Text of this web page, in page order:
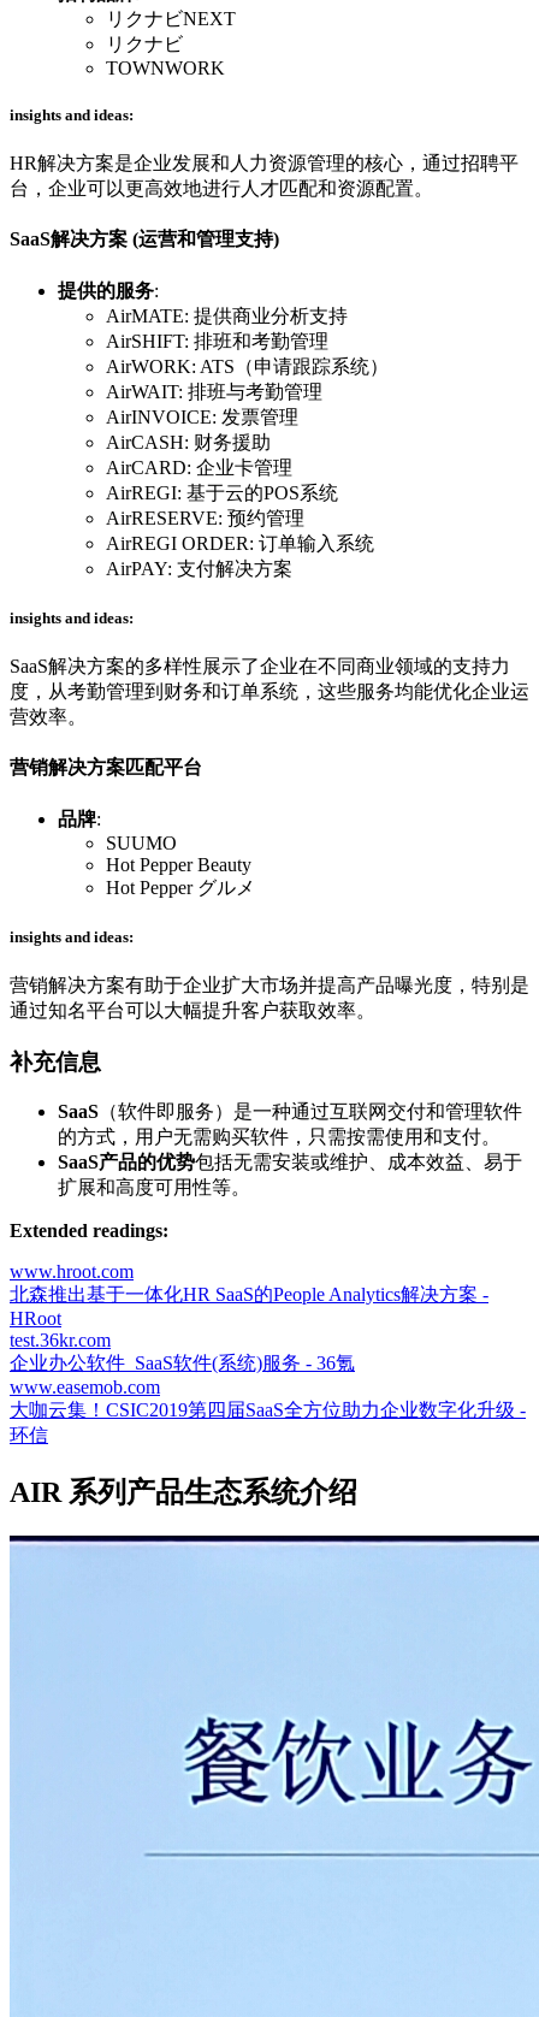
リクナビNEXT
リクナビ
TOWNWORK
insights and ideas:
HR解决方案是企业发展和人力资源管理的核心，通过招聘平
台，企业可以更高效地进行人才匹配和资源配置。
SaaS解决方案 (运营和管理支持)
提供的服务:
AirMATE: 提供商业分析支持
AirSHIFT: 排班和考勤管理
AirWORK: ATS（申请跟踪系统）
AirWAIT: 排班与考勤管理
AirINVOICE: 发票管理
AirCASH: 财务援助
AirCARD: 企业卡管理
AirREGI: 基于云的POS系统
AirRESERVE: 预约管理
AirREGI ORDER: 订单输入系统
AirPAY: 支付解决方案
insights and ideas:
SaaS解决方案的多样性展示了企业在不同商业领域的支持力
度，从考勤管理到财务和订单系统，这些服务均能优化企业运
营效率。
营销解决方案匹配平台
品牌:
SUUMO
Hot Pepper Beauty
Hot Pepper グルメ
insights and ideas:
营销解决方案有助于企业扩大市场并提高产品曝光度，特别是
通过知名平台可以大幅提升客户获取效率。
补充信息
SaaS （软件即服务）是一种通过互联网交付和管理软件
的方式，用户无需购买软件，只需按需使用和支付。
SaaS产品的优势包括无需安装或维护、成本效益、易于
扩展和高度可用性等。
Extended readings:
www.hroot.com
北森推出基于一体化HR SaaS的People Analytics解决方案 -
HRoot
test.36kr.com
企业办公软件_SaaS软件(系统)服务 - 36氪
www.easemob.com
大咖云集！CSIC2019第四届SaaS全方位助力企业数字化升级 -
环信
AIR 系列产品生态系统介绍